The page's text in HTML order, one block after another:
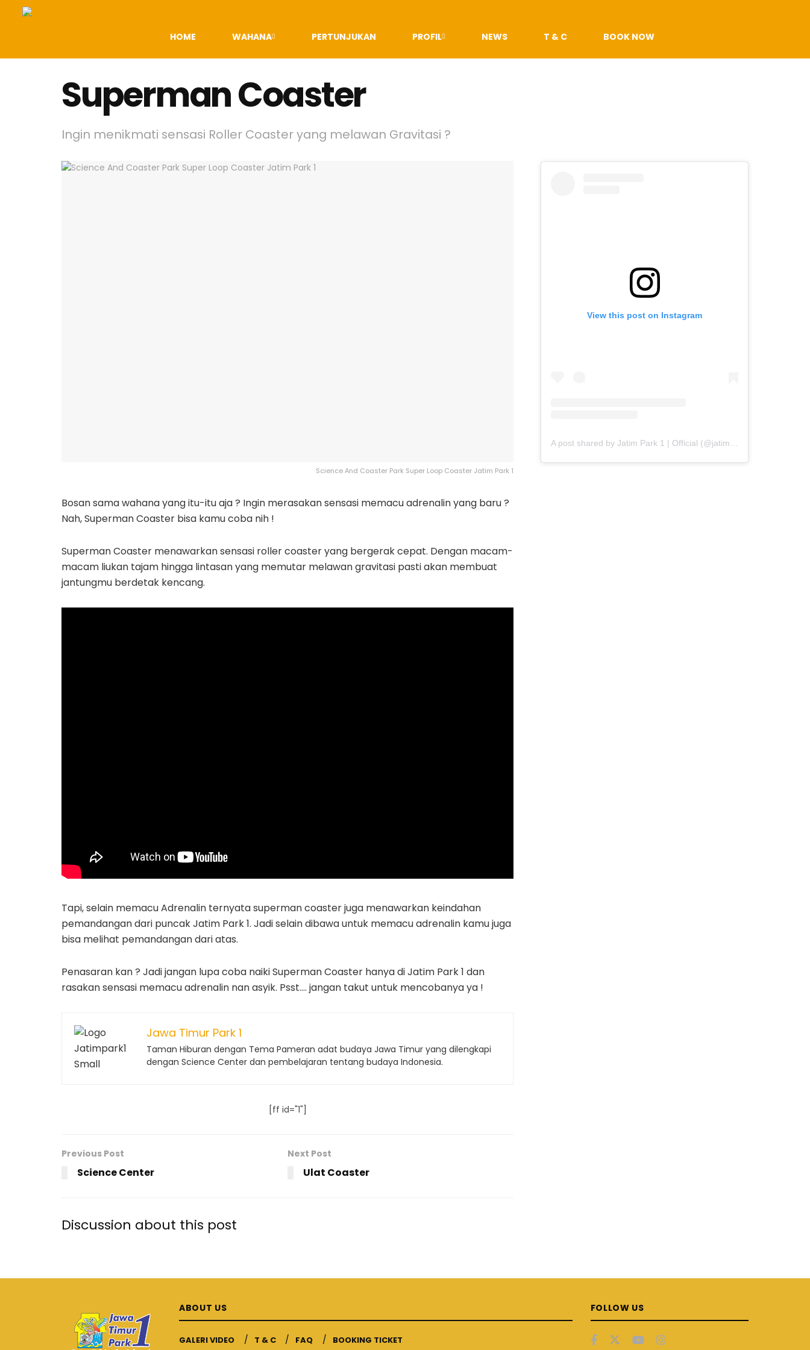
HOME WAHANA PERTUNJUKAN PROFIL NEWS T & C BOOK NOW
Superman Coaster
Ingin menikmati sensasi Roller Coaster yang melawan Gravitasi ?
Science And Coaster Park Super Loop Coaster Jatim Park 1
Bosan sama wahana yang itu-itu aja ? Ingin merasakan sensasi memacu adrenalin yang baru ?
Nah, Superman Coaster bisa kamu coba nih !
Superman Coaster menawarkan sensasi roller coaster yang bergerak cepat. Dengan macam-
macam liukan tajam hingga lintasan yang memutar melawan gravitasi pasti akan membuat
jantungmu berdetak kencang.
Tapi, selain memacu Adrenalin ternyata superman coaster juga menawarkan keindahan
pemandangan dari puncak Jatim Park 1. Jadi selain dibawa untuk memacu adrenalin kamu juga
bisa melihat pemandangan dari atas.
Penasaran kan ? Jadi jangan lupa coba naiki Superman Coaster hanya di Jatim Park 1 dan
rasakan sensasi memacu adrenalin nan asyik. Psst…. jangan takut untuk mencobanya ya !
Jawa Timur Park 1
Taman Hiburan dengan Tema Pameran adat budaya Jawa Timur yang dilengkapi
dengan Science Center dan pembelajaran tentang budaya Indonesia.
[ff id="1"]
Previous Post
Science Center
Next Post
Ulat Coaster
Discussion about this post
View this post on Instagram
ABOUT US
GALERI VIDEO T & C FAQ BOOKING TICKET
FOLLOW US